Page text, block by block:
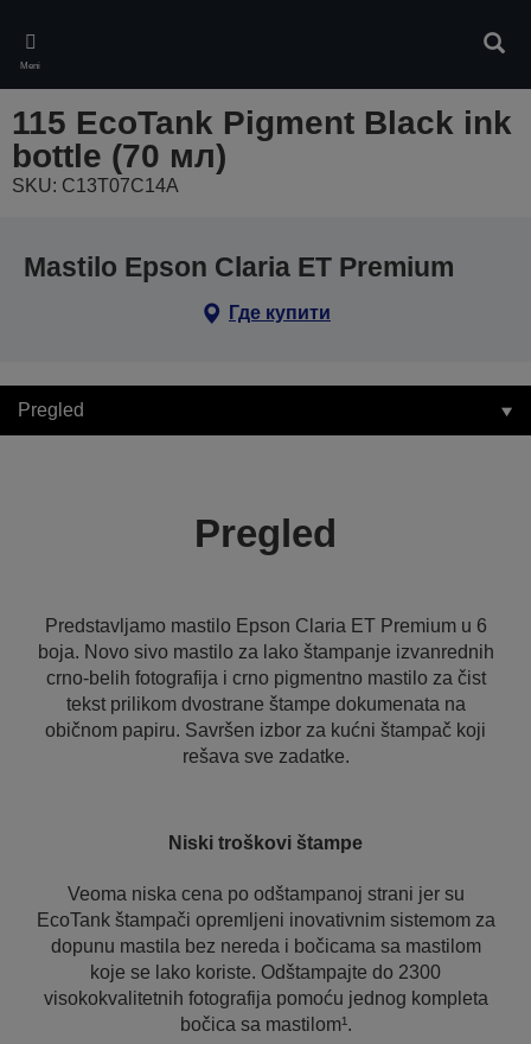
main
content
Meni
115 EcoTank Pigment Black ink
bottle (70 мл)
SKU: C13T07C14A
Mastilo Epson Claria ET Premium
Где купити
Pregled
Pregled
Predstavljamo mastilo Epson Claria ET Premium u 6
boja. Novo sivo mastilo za lako štampanje izvanrednih
crno-belih fotografija i crno pigmentno mastilo za čist
tekst prilikom dvostrane štampe dokumenata na
običnom papiru. Savršen izbor za kućni štampač koji
rešava sve zadatke.
Niski troškovi štampe
Veoma niska cena po odštampanoj strani jer su
EcoTank štampači opremljeni inovativnim sistemom za
dopunu mastila bez nereda i bočicama sa mastilom
koje se lako koriste. Odštampajte do 2300
visokokvalitetnih fotografija pomoću jednog kompleta
bočica sa mastilom¹.